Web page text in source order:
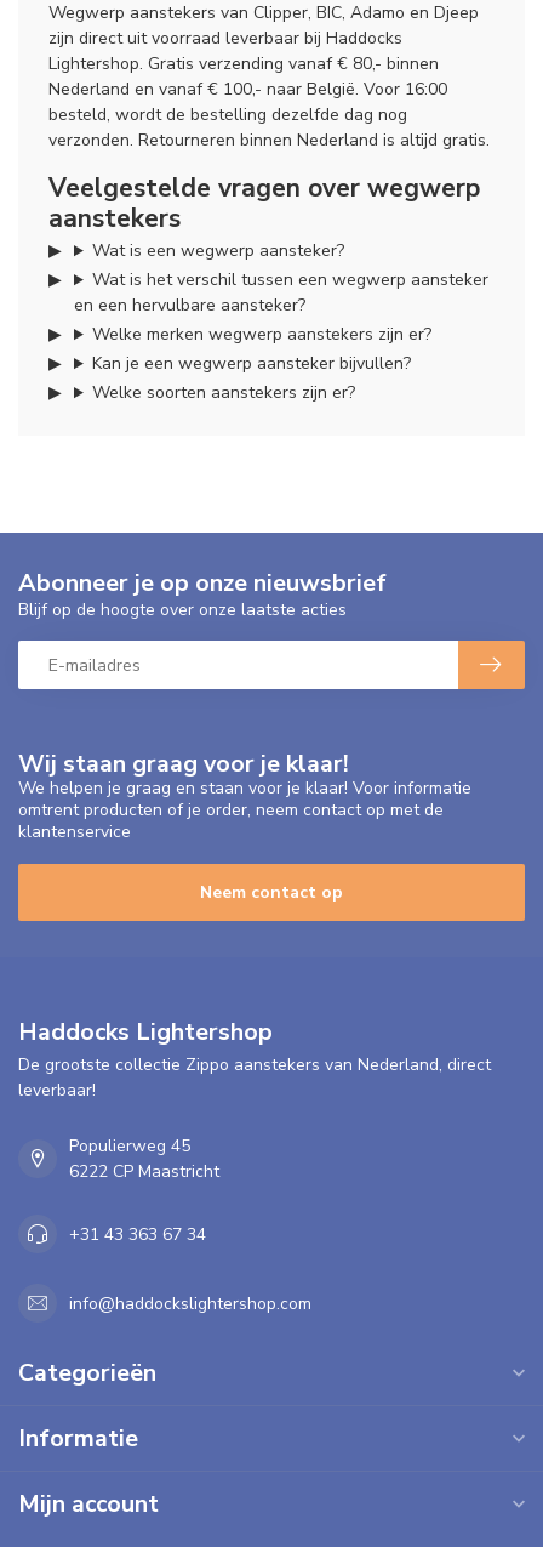
Wegwerp aanstekers van Clipper, BIC, Adamo en Djeep
zijn direct uit voorraad leverbaar bij Haddocks
Lightershop. Gratis verzending vanaf € 80,- binnen
Nederland en vanaf € 100,- naar België. Voor 16:00
besteld, wordt de bestelling dezelfde dag nog
verzonden. Retourneren binnen Nederland is altijd gratis.
Veelgestelde vragen over wegwerp
aanstekers
Wat is een wegwerp aansteker?
Wat is het verschil tussen een wegwerp aansteker
en een hervulbare aansteker?
Welke merken wegwerp aanstekers zijn er?
Kan je een wegwerp aansteker bijvullen?
Welke soorten aanstekers zijn er?
Wij staan graag voor je klaar!
We helpen je graag en staan voor je klaar! Voor informatie
omtrent producten of je order, neem contact op met de
klantenservice
Neem contact op
Abonneer je op onze nieuwsbrief
Blijf op de hoogte over onze laatste acties
Haddocks Lightershop
De grootste collectie Zippo aanstekers van Nederland, direct
leverbaar!
Populierweg 45
6222 CP Maastricht
+31 43 363 67 34
info@haddockslightershop.com
Categorieën
Informatie
Mijn account